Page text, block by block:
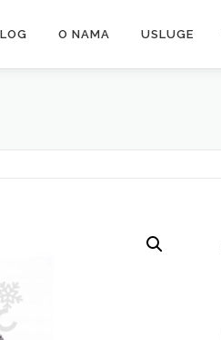
O NAMA USLUGE